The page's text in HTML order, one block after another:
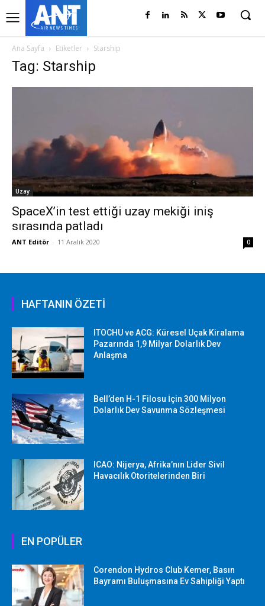
Ana Sayfa Etiketler Starship
Tag: Starship
Uzay
SpaceX’in test ettiği uzay mekiği iniş
sırasında patladı
ANT Editör - 11 Aralık 2020 0
HAFTANIN ÖZETİ
ITOCHU ve ACG: Küresel Uçak Kiralama
Pazarında 1,9 Milyar Dolarlık Dev
Anlaşma
Bell’den H-1 Filosu İçin 300 Milyon
Dolarlık Dev Savunma Sözleşmesi
ICAO: Nijerya, Afrika’nın Lider Sivil
Havacılık Otoritelerinden Biri
EN POPÜLER
Corendon Hydros Club Kemer, Basın
Bayramı Buluşmasına Ev Sahipliği Yaptı